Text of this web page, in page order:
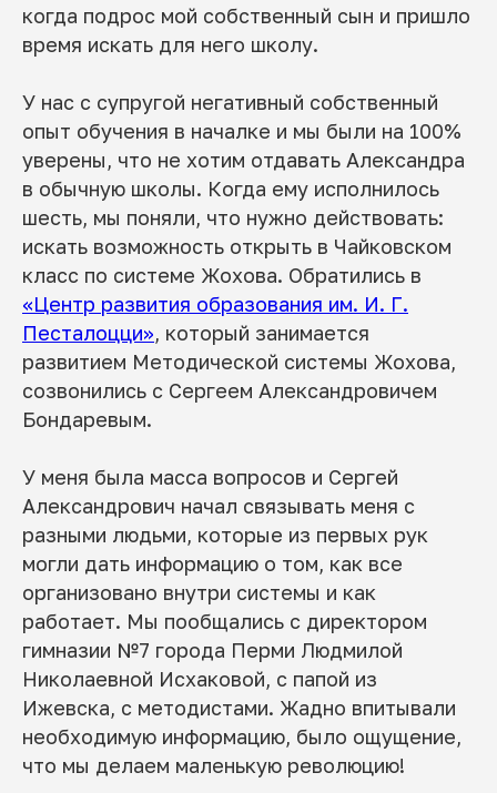
когда подрос мой собственный сын и пришло
время искать для него школу.
У нас с супругой негативный собственный
опыт обучения в началке и мы были на 100%
уверены, что не хотим отдавать Александра
в обычную школы. Когда ему исполнилось
шесть, мы поняли, что нужно действовать:
искать возможность открыть в Чайковском
класс по системе Жохова. Обратились в
«Центр развития образования им. И. Г.
Песталоцци», который занимается
развитием Методической системы Жохова,
созвонились с Сергеем Александровичем
Бондаревым.
У меня была масса вопросов и Сергей
Александрович начал связывать меня с
разными людьми, которые из первых рук
могли дать информацию о том, как все
организовано внутри системы и как
работает. Мы пообщались с директором
гимназии №7 города Перми Людмилой
Николаевной Исхаковой, с папой из
Ижевска, с методистами. Жадно впитывали
необходимую информацию, было ощущение,
что мы делаем маленькую революцию!